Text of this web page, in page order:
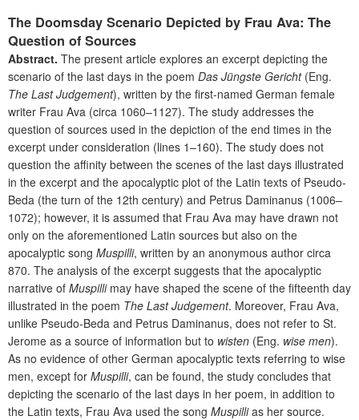
The Doomsday Scenario Depicted by Frau Ava: The
Question of Sources
Abstract. The present article explores an excerpt depicting the
scenario of the last days in the poem Das Jüngste Gericht (Eng.
The Last Judgement), written by the first-named German female
writer Frau Ava (circa 1060–1127). The study addresses the
question of sources used in the depiction of the end times in the
excerpt under consideration (lines 1–160). The study does not
question the affinity between the scenes of the last days illustrated
in the excerpt and the apocalyptic plot of the Latin texts of Pseudo-
Beda (the turn of the 12th century) and Petrus Daminanus (1006–
1072); however, it is assumed that Frau Ava may have drawn not
only on the aforementioned Latin sources but also on the
apocalyptic song Muspilli, written by an anonymous author circa
870. The analysis of the excerpt suggests that the apocalyptic
narrative of Muspilli may have shaped the scene of the fifteenth day
illustrated in the poem The Last Judgement. Moreover, Frau Ava,
unlike Pseudo-Beda and Petrus Daminanus, does not refer to St.
Jerome as a source of information but to wisten (Eng. wise men).
As no evidence of other German apocalyptic texts referring to wise
men, except for Muspilli, can be found, the study concludes that
depicting the scenario of the last days in her poem, in addition to
the Latin texts, Frau Ava used the song Muspillias her source.